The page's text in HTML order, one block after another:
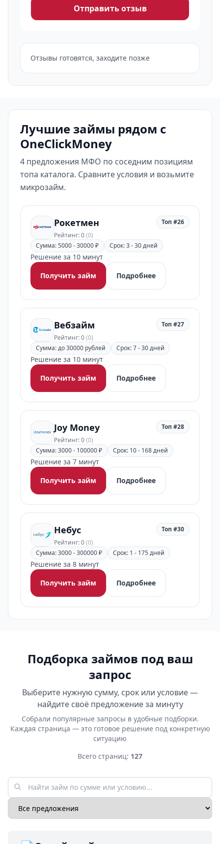
Отправить отзыв
Отзывы готовятся, заходите позже
Лучшие займы рядом с
OneClickMoney
4 предложения МФО по соседним позициям
топа каталога. Сравните условия и возьмите
микрозайм.
Рокетмен
Рейтинг: 0(0)
Топ #26
Сумма: 5000 - 30000 ₽ Срок: 3 - 30 дней
Решение за 10 минут
Получить займ
Подробнее
Вебзайм
Рейтинг: 0(0)
Топ #27
Сумма: до 30000 рублей Срок: 7 - 30 дней
Решение за 10 минут
Получить займ
Подробнее
Joy Money
Рейтинг: 0(0)
Топ #28
Сумма: 3000 - 100000 ₽ Срок: 10 - 168 дней
Решение за 7 минут
Получить займ
Подробнее
Небус
Рейтинг: 0(0)
Топ #30
Сумма: 3000 - 300000 ₽ Срок: 1 - 175 дней
Решение за 8 минут
Получить займ
Подробнее
Подборка займов под ваш
запрос
Выберите нужную сумму, срок или условие —
найдите своё предложение за минуту
Собрали популярные запросы в удобные подборки.
Каждая страница — это готовое решение под конкретную
ситуацию
Всего страниц: 127